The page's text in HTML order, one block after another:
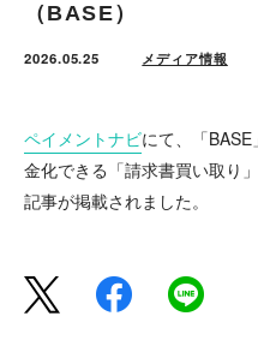
（BASE）
2026.05.25 メディア情報
ペイメントナビにて、「
金化できる「請求書買い取り
記事が掲載されました。